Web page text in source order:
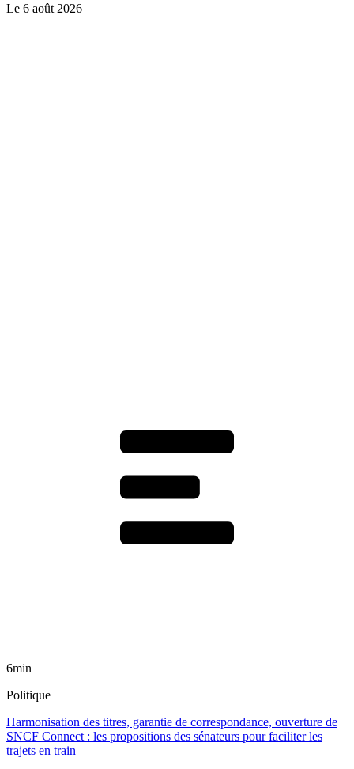
Le 6 août 2026
6min
Politique
Harmonisation des titres, garantie de correspondance, ouverture de
SNCF Connect : les propositions des sénateurs pour faciliter les
trajets en train